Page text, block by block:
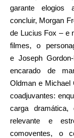
garante elogios
concluir, Morgan
de Lucius Fox – e
filmes, o
e Joseph
encarado de
Oldman e Michael
coadjuvantes:
carga dramática,
relevante e
comoventes, o